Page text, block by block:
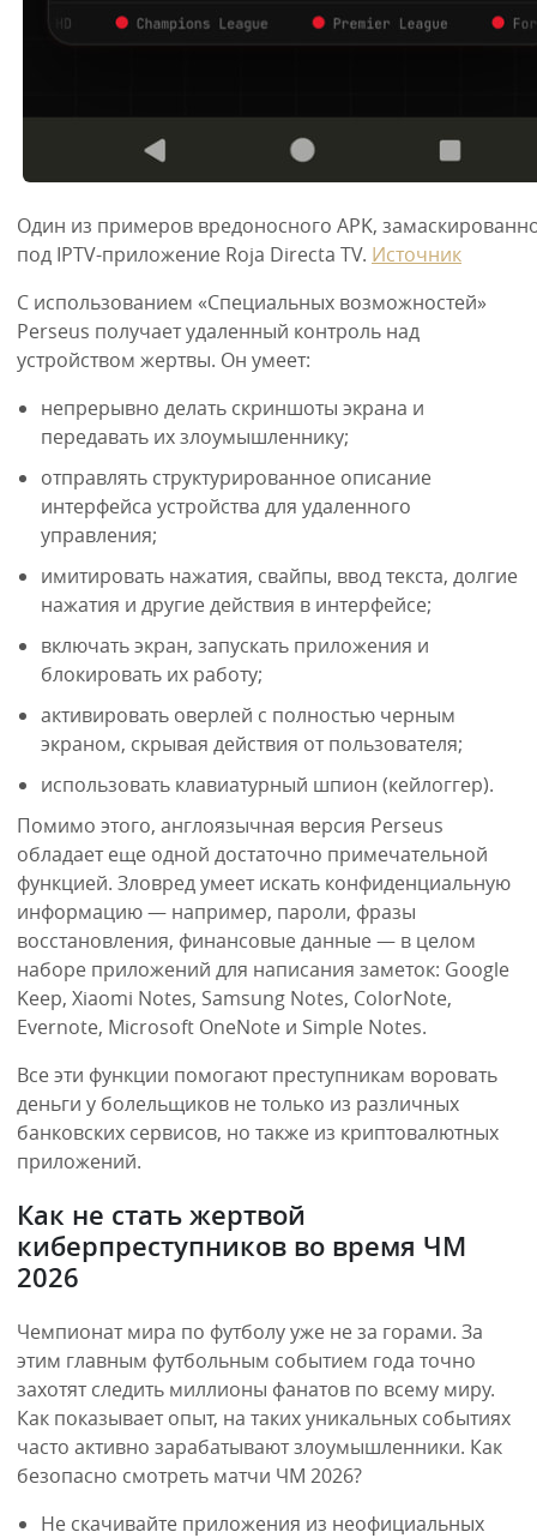
Один из примеров вредоносного APK,
под IPTV-приложение Roja Directa TV. Источник
С использованием «Специальных возможностей»
Perseus получает удаленный контроль над
устройством жертвы. Он умеет:
непрерывно делать скриншоты экрана и
передавать их злоумышленнику;
отправлять структурированное описание
интерфейса устройства для удаленного
управления;
имитировать нажатия, свайпы, ввод текста, долгие
нажатия и другие действия в интерфейсе;
включать экран, запускать приложения и
блокировать их работу;
активировать оверлей с полностью черным
экраном, скрывая действия от пользователя;
использовать клавиатурный шпион (кейлоггер).
Помимо этого, англоязычная версия Perseus
обладает еще одной достаточно примечательной
функцией. Зловред умеет искать конфиденциальную
информацию — например, пароли, фразы
восстановления, финансовые данные — в целом
наборе приложений для написания заметок: Google
Keep, Xiaomi Notes, Samsung Notes, ColorNote,
Evernote, Microsoft OneNote и Simple Notes.
Все эти функции помогают преступникам воровать
деньги у болельщиков не только из различных
банковских сервисов, но также из криптовалютных
приложений.
Как не стать жертвой
киберпреступников во время ЧМ
2026
Чемпионат мира по футболу уже не за горами. За
этим главным футбольным событием года точно
захотят следить миллионы фанатов по всему миру.
Как показывает опыт, на таких уникальных событиях
часто активно зарабатывают злоумышленники. Как
безопасно смотреть матчи ЧМ 2026?
Не скачивайте приложения из неофициальных